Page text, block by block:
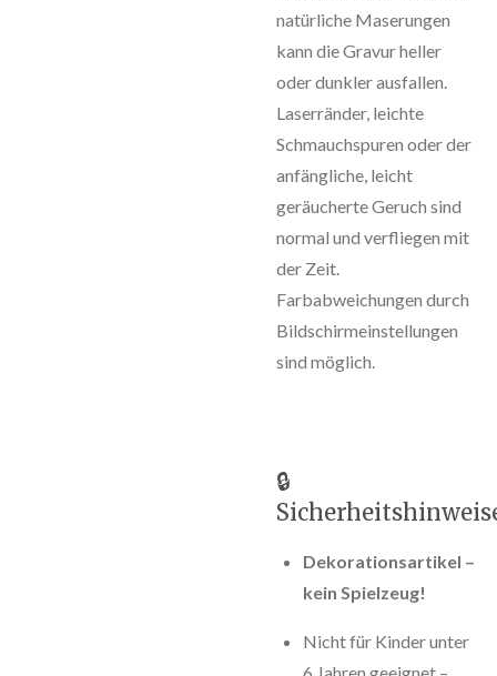
natürliche Maserungen
kann die Gravur heller
oder dunkler ausfallen.
Laserränder, leichte
Schmauchspuren oder der
anfängliche, leicht
geräucherte Geruch sind
normal und verfliegen mit
der Zeit.
Farbabweichungen durch
Bildschirmeinstellungen
sind möglich.
🔒
Dekorationsartikel –
kein Spielzeug!
Nicht für Kinder unter